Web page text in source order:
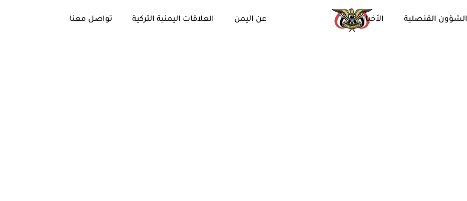
الشؤون القنصلية الأخبار عن اليمن العلاقات اليمنية التركية تواصل معنا